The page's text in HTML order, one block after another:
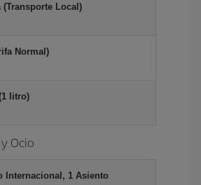
(Transporte Local)
Normal)
litro)
Ocio
Internacional, 1 Asiento